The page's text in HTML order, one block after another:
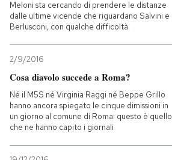
Meloni sta cercando di prendere le distanze
dalle ultime vicende che riguardano Salvini e
Berlusconi, con qualche difficoltà
2/9/2016
Cosa diavolo succede a Roma?
Né il M5S né Virginia Raggi né Beppe Grillo
hanno ancora spiegato le cinque dimissioni in
un giorno al comune di Roma: questo è quello
che ne hanno capito i giornali